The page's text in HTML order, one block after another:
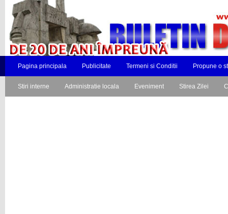
Pagina principala Publicitate Termeni si Conditii Propune o
Stiri interne Administratie locala Eveniment Stirea Zilei